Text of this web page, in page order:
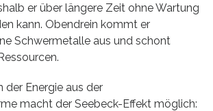
er über längere Zeit ohne Wartung
kann. Obendrein kommt er
Schwermetalle aus und schont
der Energie aus der
macht der Seebeck-Effekt möglich: